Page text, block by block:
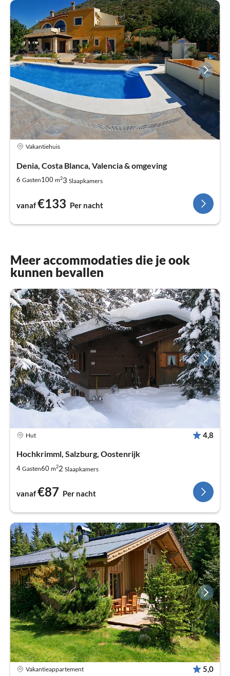
Vakantiehuis
Denia, Costa Blanca, Valencia & omgeving
6 Gasten100 m23 Slaapkamers
vanaf€133 Per nacht
Meer accommodaties die je ook
kunnen bevallen
Hut 4,8
Hochkrimml, Salzburg, Oostenrijk
4 Gasten60 m22 Slaapkamers
vanaf€87 Per nacht
Vakantieappartement 5,0